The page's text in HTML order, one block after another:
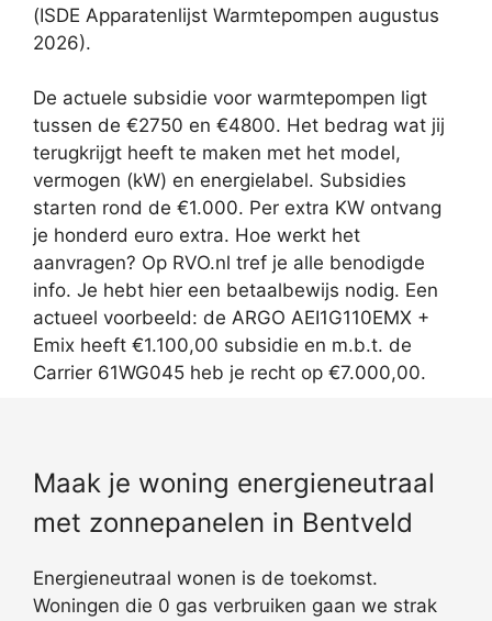
(ISDE Apparatenlijst Warmtepompen augustus
2026).
De actuele subsidie voor warmtepompen ligt
tussen de €2750 en €4800. Het bedrag wat jij
terugkrijgt heeft te maken met het model,
vermogen (kW) en energielabel. Subsidies
starten rond de €1.000. Per extra KW ontvang
je honderd euro extra. Hoe werkt het
aanvragen? Op RVO.nl tref je alle benodigde
info. Je hebt hier een betaalbewijs nodig. Een
actueel voorbeeld: de ARGO AEI1G110EMX +
Emix heeft €1.100,00 subsidie en m.b.t. de
Carrier 61WG045 heb je recht op €7.000,00.
Maak je woning energieneutraal
met zonnepanelen in Bentveld
Energieneutraal wonen is de toekomst.
Woningen die 0 gas verbruiken gaan we strak